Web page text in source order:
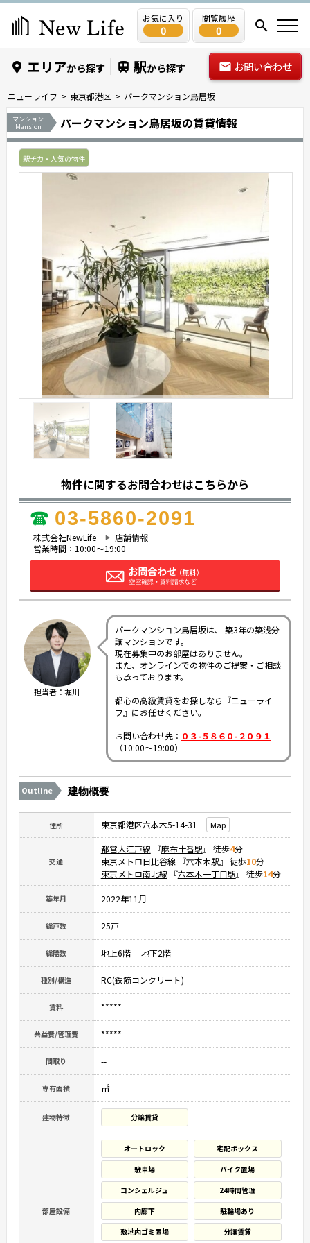
お気に入り
0
閲覧履歴
0
エリアから探す 駅から探す お問い合わせ
ニューライフ 東京都港区 パークマンション鳥居坂
マンション
Mansion
パークマンション鳥居坂の賃貸情報
駅チカ・人気の物件
物件に関するお問合わせはこちらから
03-5860-2091
株式会社NewLife
店舗情報
営業時間：10:00～19:00
担当者：堀川
パークマンション鳥居坂は、 築3年の築浅分
譲マンションです。
現在募集中のお部屋はありません。
また、オンラインでの物件のご提案・ご相談
も承っております。
都心の高級賃貸をお探しなら『ニューライ
フ』にお任せください。
お問い合わせ先： ０３-５８６０-２０９１
（10:00～19:00）
Outline 建物概要
住所 東京都港区六本木5-14-31 Map
交通
都営大江戸線 『麻布十番駅』 徒歩4分
東京メトロ日比谷線 『六本木駅』 徒歩10分
東京メトロ南北線 『六本木一丁目駅』 徒歩14分
築年月 2022年11月
総戸数 25戸
総階数 地上6階 地下2階
種別/構造 RC(鉄筋コンクリート)
賃料 *****
共益費/管理費 *****
間取り --
専有面積 ㎡
建物特徴 分譲賃貸
部屋設備
オートロック
宅配ボックス
駐車場
バイク置場
コンシェルジュ
24時間管理
内廊下
駐輪場あり
敷地内ゴミ置場
分譲賃貸